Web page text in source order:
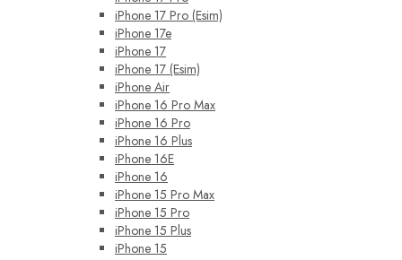
iPhone 17 Pro (Esim)
iPhone 17e
iPhone 17
iPhone 17 (Esim)
iPhone Air
iPhone 16 Pro Max
iPhone 16 Pro
iPhone 16 Plus
iPhone 16E
iPhone 16
iPhone 15 Pro Max
iPhone 15 Pro
iPhone 15 Plus
iPhone 15